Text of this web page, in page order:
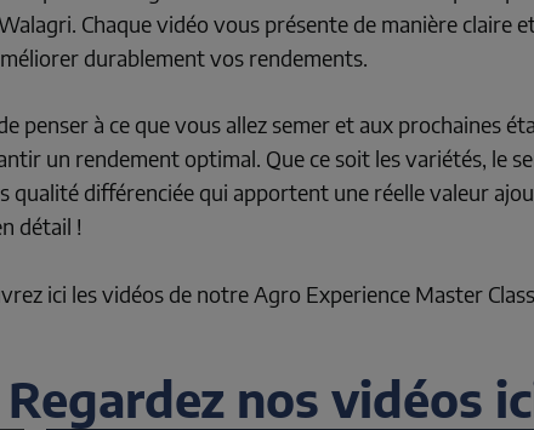
Chaque vidéo vous présente de manière claire
durablement vos rendements.
penser à ce que vous allez semer et aux prochaines
un rendement optimal. Que ce soit les variétés, le
qualité différenciée qui apportent une réelle valeur
détail !
ici les vidéos de notre Agro Experience Master
Regardez nos vidéos